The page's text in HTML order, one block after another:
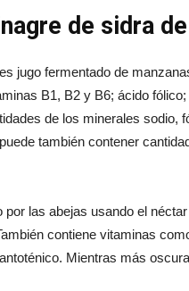
de sidra
jugo fermentado de
B1, B2 y B6; ácido
de los minerales sodio,
también contener
las abejas usando el
contiene vitaminas
Mientras más